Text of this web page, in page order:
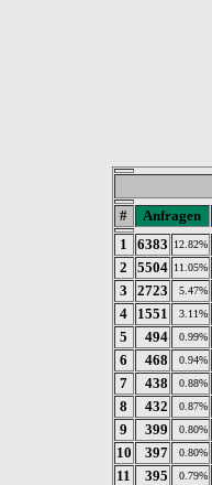
# Anfragen
1
6383 12.82%
2
5504 11.05%
3
2723 5.47%
4
1551 3.11%
5
494 0.99%
6
468 0.94%
7
438 0.88%
8
432 0.87%
9
399 0.80%
10
397 0.80%
11
395 0.79%